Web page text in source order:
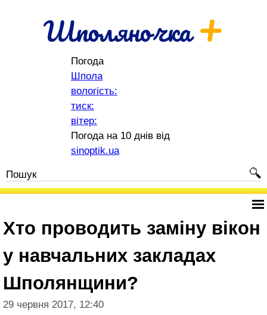
Шполяночка+
Погода
Шпола
вологість:
тиск:
вітер:
Погода на 10 днів від
sinoptik.ua
Хто проводить заміну вікон
у навчальних закладах
Шполянщини?
29 червня 2017, 12:40